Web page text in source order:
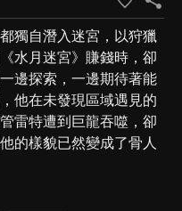
獨自潛入迷宮，以狩獵
水月迷宮》賺錢時，卻
邊探索，一邊期待著能
他在未發現區域遇見的
雷特遭到巨龍吞噬，卻
的樣貌已然變成了骨人